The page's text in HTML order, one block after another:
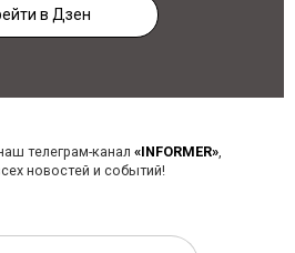
в Дзен
телеграм-канал «INFORMER»,
новостей и событий!